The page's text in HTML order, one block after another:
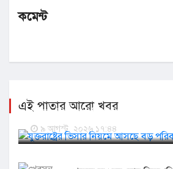
কমেন্ট
এই পাতার আরো খবর
যুক্তরাষ্ট্রের ভিসার নিয়মে আসছে বড়
৯ আগস্ট, ২০২৬ ১৭:৪৪